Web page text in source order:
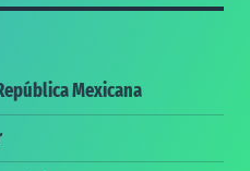
Mexicana